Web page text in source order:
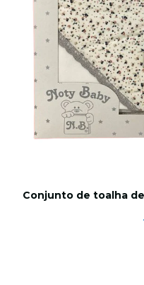
Conjunto de toalha